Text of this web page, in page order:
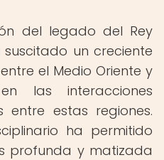
del legado del Rey
un creciente
el Medio Oriente y
las interacciones
entre estas regiones.
ha permitido
profunda y matizada